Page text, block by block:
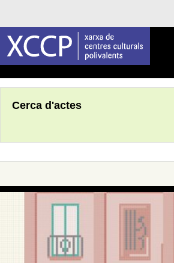
Cerca d'actes